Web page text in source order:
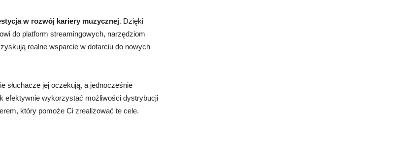
w rozwój kariery muzycznej. Dzięki
do platform streamingowych, narzędziom
realne wsparcie w dotarciu do nowych
słuchacze jej oczekują, a jednocześnie
efektywnie wykorzystać możliwości dystrybucji
który pomoże Ci zrealizować te cele.